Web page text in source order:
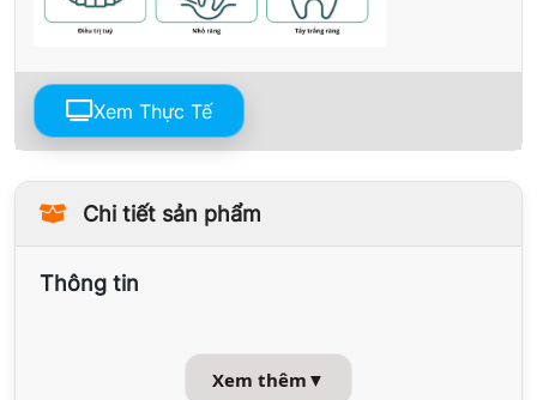
Xem Thực Tế
Chi tiết sản phẩm
Thông tin
Xem thêm ▼